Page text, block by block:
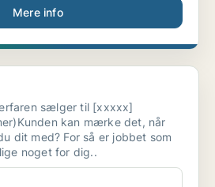
Mere info
sælger til [xxxxx]
kan mærke det, når
dit med? For så er jobbet som
noget for dig..